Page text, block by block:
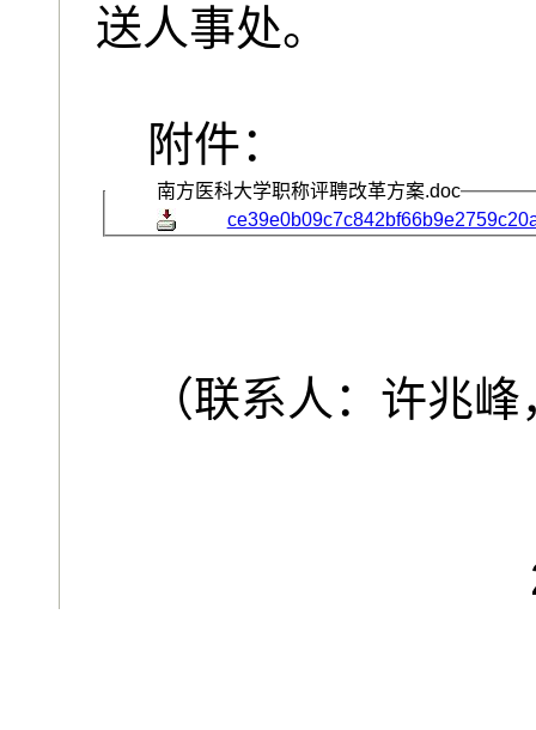
送人事处。
附件：
南方医科大学职称评聘改革方案.doc
（联系人：许兆